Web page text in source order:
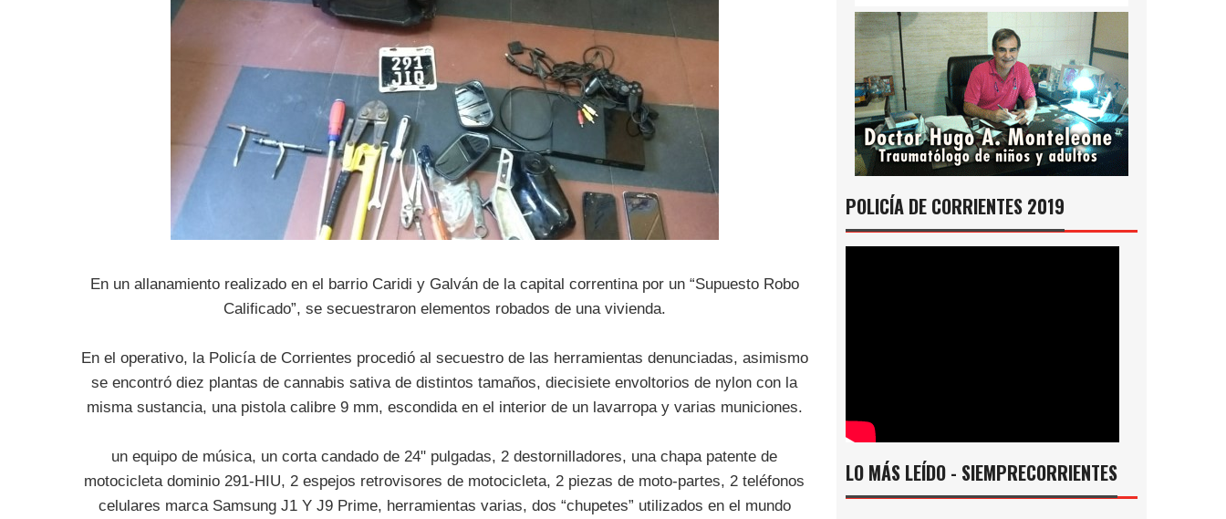
En un allanamiento realizado en el barrio Caridi y Galván de la capital correntina por un “Supuesto Robo
Calificado”, se secuestraron elementos robados de una vivienda.
En el operativo, la Policía de Corrientes procedió al secuestro de las herramientas denunciadas, asimismo
se encontró diez plantas de cannabis sativa de distintos tamaños, diecisiete envoltorios de nylon con la
misma sustancia, una pistola calibre 9 mm, escondida en el interior de un lavarropa y varias municiones.
un equipo de música, un corta candado de 24" pulgadas, 2 destornilladores, una chapa patente de
motocicleta dominio 291-HIU, 2 espejos retrovisores de motocicleta, 2 piezas de moto-partes, 2 teléfonos
celulares marca Samsung J1 Y J9 Prime, herramientas varias, dos “chupetes” utilizados en el mundo
POLICÍA DE CORRIENTES 2019
LO MÁS LEÍDO - SIEMPRECORRIENTES